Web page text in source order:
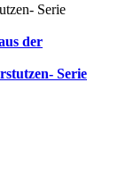
Serie
der
Serie